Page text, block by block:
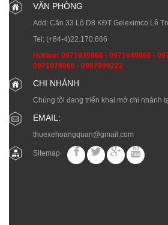
VĂN PHÒNG
Add: Căn 33 Lô D8 KĐT Geleximco Lê
Tel: (+84-4)22.170.666
Hotline: 0971039966 - 0971049966 -
0971079966 - 0987999222
CHI NHÁNH
Chúng tôi đang triển khai mở chi nhánh
EMAIL:
thuexehoangquan@gmail.com
Sitemap